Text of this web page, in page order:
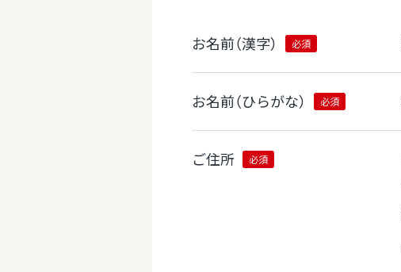
お名前（漢字） 必須
お名前（ひらがな） 必須
ご住所 必須